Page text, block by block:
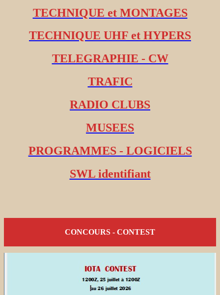
TECHNIQUE et MONTAGES
TECHNIQUE UHF et HYPERS
TELEGRAPHIE - CW
TRAFIC
RADIO CLUBS
MUSEES
PROGRAMMES - LOGICIELS
SWL identifiant
CONCOURS - CONTEST